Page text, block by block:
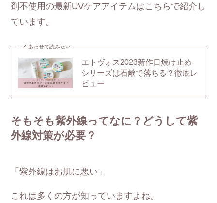
剤不使用の最新UVケアアイテムはこちらで紹介し
ています。
あわせて読みたい
エトヴォス2023新作日焼け止め
シリーズは石鹸で落ちる？徹底レ
ビュー
そもそも紫外線ってなに？どうして紫
外線対策が必要？
「紫外線はお肌に悪い」
これは多くの方が知っていますよね。